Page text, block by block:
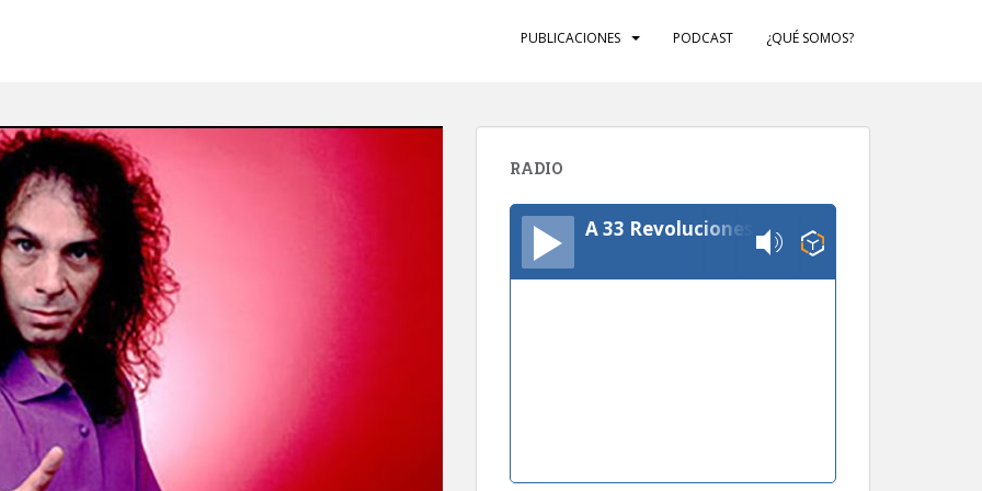
PUBLICACIONES PODCAST ¿QUÉ SOMOS?
RADIO
A 33 Revoluciones